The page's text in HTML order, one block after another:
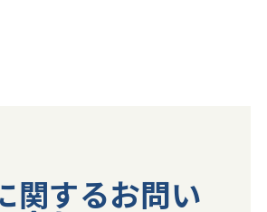
関するお問い